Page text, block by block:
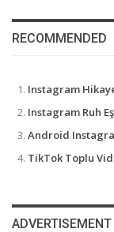
RECOMMENDED
Instagram
Instagram Ruh
Android
TikTok Toplu
ADVERTISEMENT